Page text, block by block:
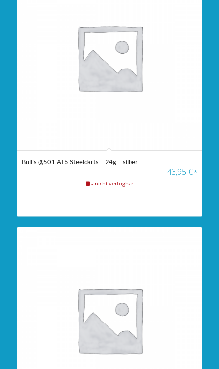
Bull’s @501 AT5 Steeldarts – 24g – silber
43,95€*
- nicht verfügbar